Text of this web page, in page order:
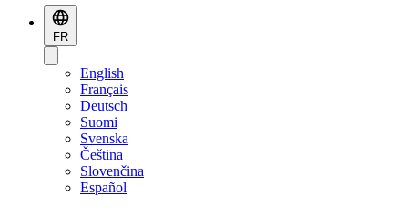
FR
English
Français
Deutsch
Suomi
Svenska
Čeština
Slovenčina
Español